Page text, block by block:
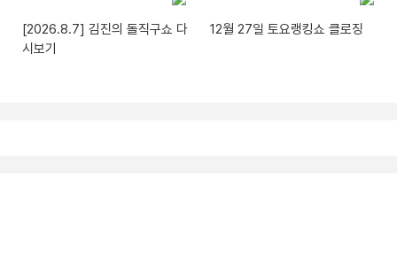
[2026.8.7] 김진의 돌직구쇼 다
시보기
12월 27일 토요랭킹쇼 클로징